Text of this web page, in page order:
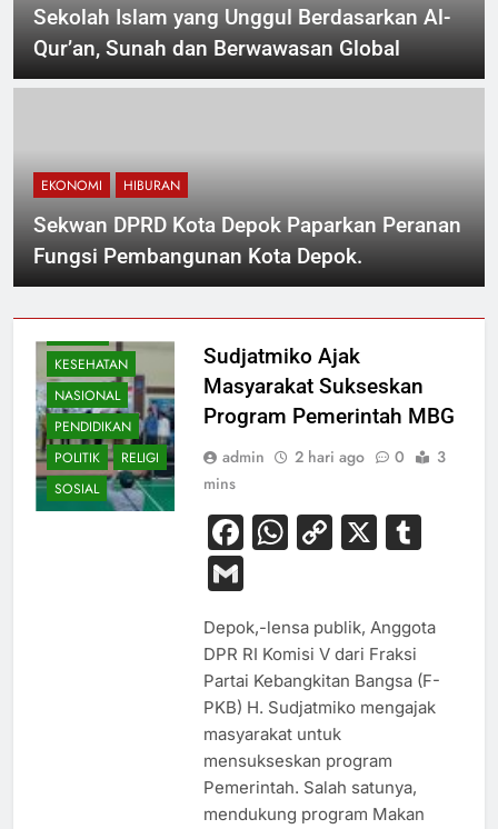
Sekolah Islam yang Unggul Berdasarkan Al-
Qur’an, Sunah dan Berwawasan Global
EKONOMI HIBURAN
Sekwan DPRD Kota Depok Paparkan Peranan
Fungsi Pembangunan Kota Depok.
BUDAYA
KESEHATAN
NASIONAL
PENDIDIKAN
POLITIK
RELIGI
SOSIAL
Sudjatmiko Ajak
Masyarakat Sukseskan
Program Pemerintah MBG
admin 2 hari ago 0
3
mins
Facebook
WhatsApp
Copy
X
Gmail
Depok,-lensa publik, Anggota
DPR RI Komisi V dari Fraksi
Partai Kebangkitan Bangsa (F-
PKB) H. Sudjatmiko mengajak
masyarakat untuk
mensukseskan program
Pemerintah. Salah satunya,
mendukung program Makan